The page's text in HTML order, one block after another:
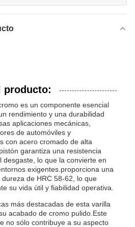
producto:
es un componente esencial
rendimiento y una durabilidad
aplicaciones mecánicas,
de automóviles y
con acero cromado de alta
garantiza una resistencia
desgaste, lo que la convierte en
exigentes.proporciona una
de HRC 58-62, lo que
su vida útil y fiabilidad operativa.
más destacadas de esta varilla
acabado de cromo pulido.Este
no sólo contribuye a su aspecto